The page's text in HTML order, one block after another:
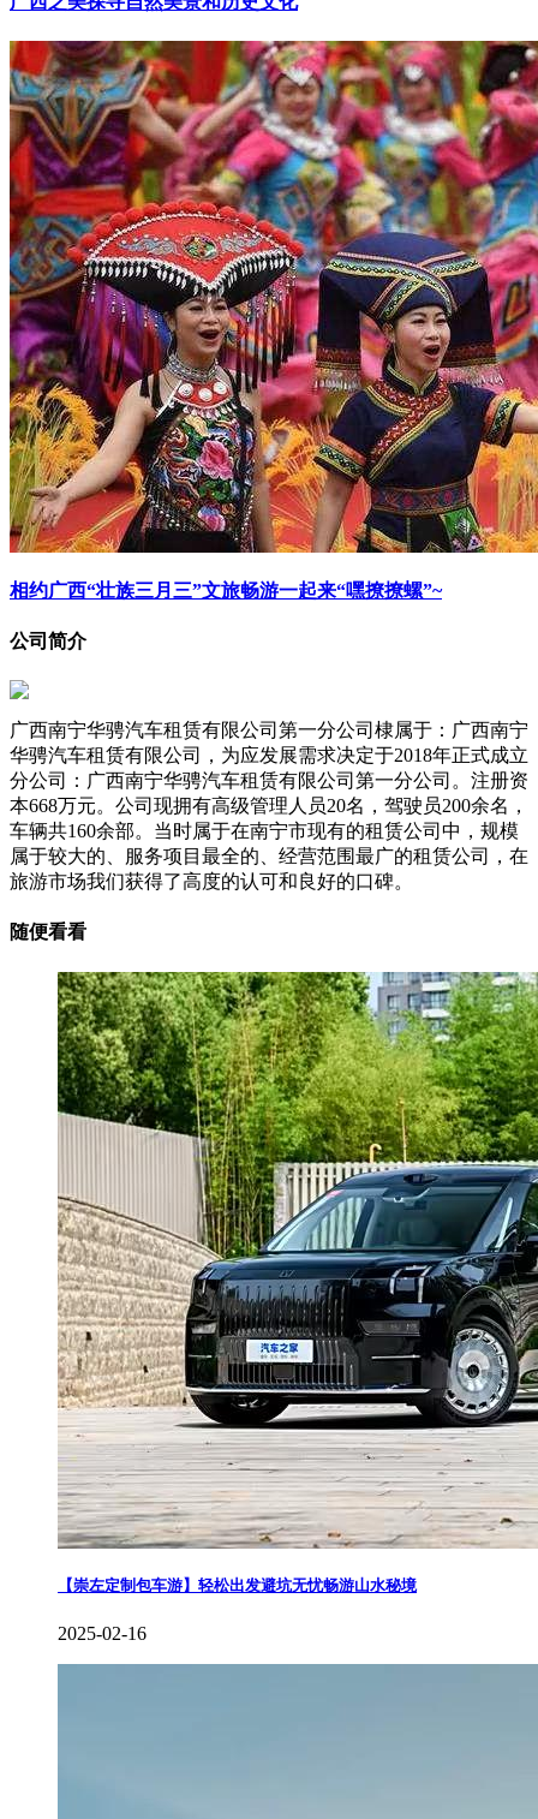
相约广西“壮族三月三”文旅畅游一起来“嘿撩撩螺”~
公司简介
广西南宁华骋汽车租赁有限公司第一分公司棣属于：广西南宁
华骋汽车租赁有限公司，为应发展需求决定于2018年正式成立
分公司：广西南宁华骋汽车租赁有限公司第一分公司。注册资
本668万元。公司现拥有高级管理人员20名，驾驶员200余名，
车辆共160余部。当时属于在南宁市现有的租赁公司中，规模
属于较大的、服务项目最全的、经营范围最广的租赁公司，在
旅游市场我们获得了高度的认可和良好的口碑。
随便看看
【崇左定制包车游】轻松出发避坑无忧畅游山水秘境
2025-02-16